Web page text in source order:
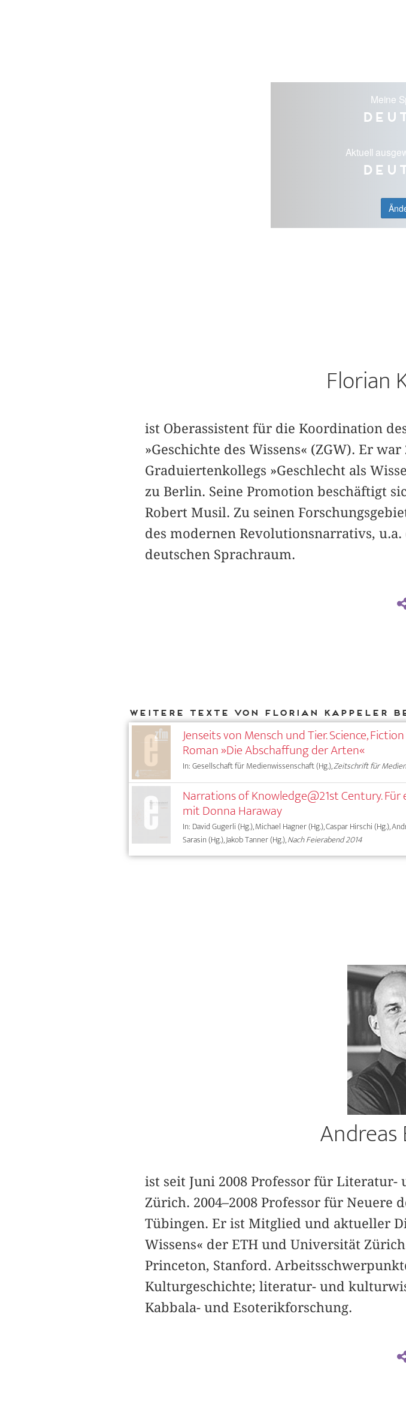
Meine
Aktuell
Florian
ist Oberassistent für die Koordination
»Geschichte des Wissens« (ZGW). Er
Graduiertenkollegs »Geschlecht als
zu Berlin. Seine Promotion beschäftigt
Robert Musil. Zu seinen
des modernen Revolutionsnarrativs,
deutschen Sprachraum.
Weitere Texte von Florian Kappeler bei
Jenseits von Mensch und Tier. Science,
Roman »Die Abschaffung der Arten«
In: Gesellschaft für Medienwissenschaft (Hg.),Zeitschrift für
Narrations of Knowledge@21st Century.
mit Donna Haraway
In: David Gugerli (Hg.), Michael Hagner (Hg.), Caspar Hirschi (Hg.),
Sarasin (Hg.), Jakob Tanner (Hg.),Nach Feierabend 2014
Andreas
ist seit Juni 2008 Professor für
Zürich. 2004–2008 Professor für
Tübingen. Er ist Mitglied und aktueller
Wissens« der ETH und Universität
Princeton, Stanford.
Kulturgeschichte; literatur- und
Kabbala- und Esoterikforschung.